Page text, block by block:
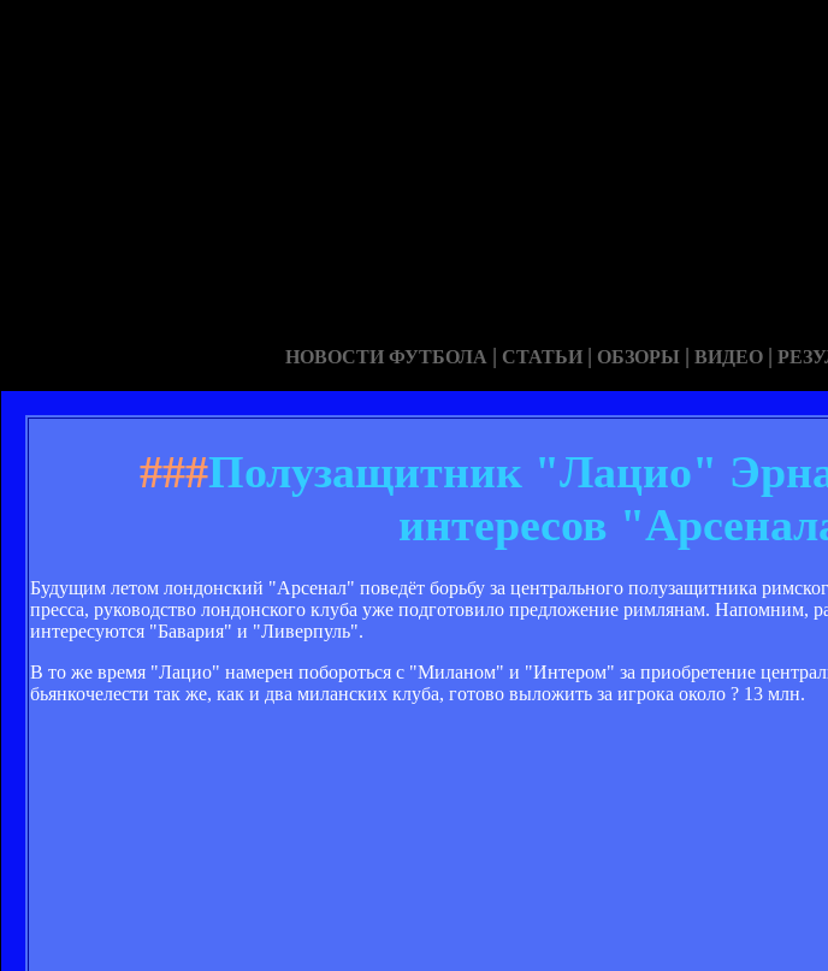
НОВОСТИ ФУТБОЛА | СТАТЬИ | ОБЗОРЫ | ВИДЕО |
###Полузащитник "Лацио"
интересов
Будущим летом лондонский "Арсенал" поведёт борьбу за центрального полузащитника
пресса, руководство лондонского клуба уже подготовило предложение римлянам. Напомним,
интересуются "Бавария" и "Ливерпуль".
В то же время "Лацио" намерен побороться с "Миланом" и "Интером" за приобретение
бьянкочелести так же, как и два миланских клуба, готово выложить за игрока около ? 13 млн.